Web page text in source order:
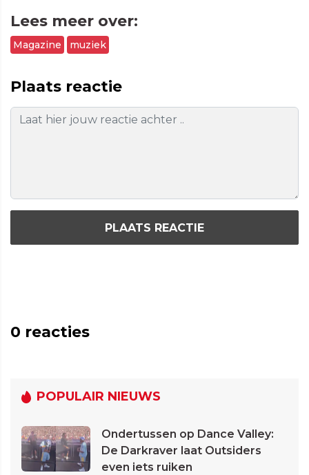
Lees meer over:
Magazine muziek
Plaats reactie
PLAATS REACTIE
0 reacties
POPULAIR NIEUWS
Ondertussen op Dance Valley:
De Darkraver laat Outsiders
even iets ruiken